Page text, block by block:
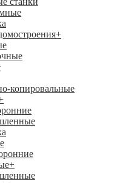
+
копировальные
+